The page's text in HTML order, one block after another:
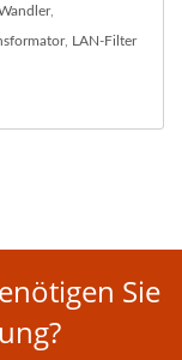
,
, LAN-Filter
Sie